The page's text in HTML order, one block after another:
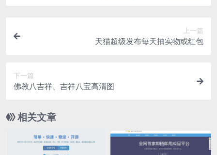
上一篇
天猫超级发布每天抽实物或红包
下一篇
佛教八吉祥、吉祥八宝高清图
相关文章